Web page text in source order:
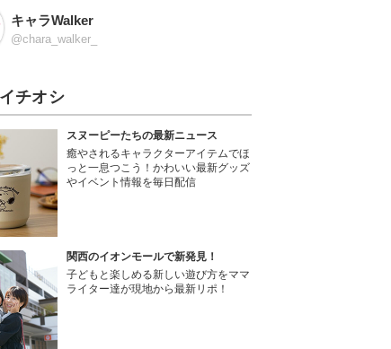
キャラWalker
@chara_walker_
チオシ
スヌーピーたちの最新ニュース
癒やされるキャラクターアイテムでほ
っと一息つこう！かわいい最新グッズ
やイベント情報を毎日配信
関西のイオンモールで新発見！
子どもと楽しめる新しい遊び方をママ
ライター達が現地から最新リポ！